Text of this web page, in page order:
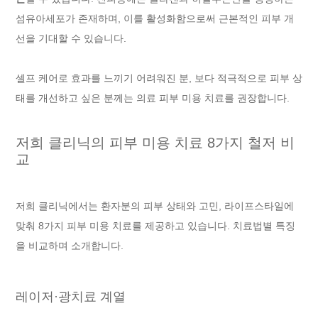
섬유아세포가 존재하며, 이를 활성화함으로써 근본적인 피부 개
선을 기대할 수 있습니다.
셀프 케어로 효과를 느끼기 어려워진 분, 보다 적극적으로 피부 상
태를 개선하고 싶은 분께는 의료 피부 미용 치료를 권장합니다.
저희 클리닉의 피부 미용 치료 8가지 철저 비
교
저희 클리닉에서는 환자분의 피부 상태와 고민, 라이프스타일에
맞춰 8가지 피부 미용 치료를 제공하고 있습니다. 치료법별 특징
을 비교하며 소개합니다.
레이저·광치료 계열